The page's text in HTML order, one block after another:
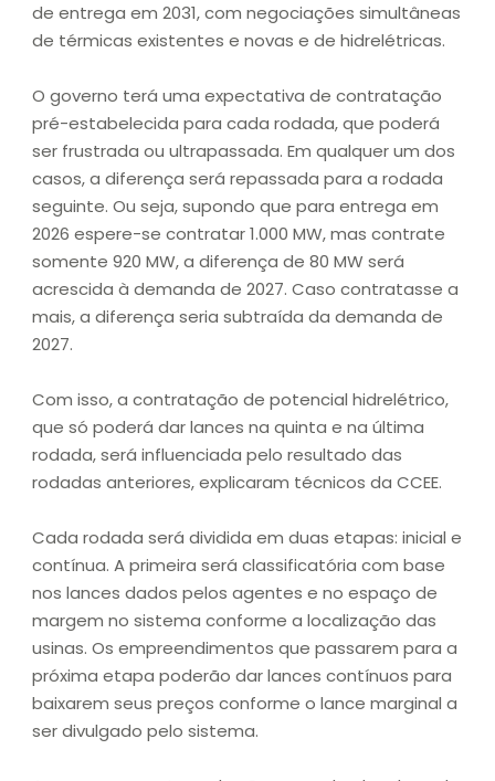
de entrega em 2031, com negociações simultâneas
de térmicas existentes e novas e de hidrelétricas.
O governo terá uma expectativa de contratação
pré-estabelecida para cada rodada, que poderá
ser frustrada ou ultrapassada. Em qualquer um dos
casos, a diferença será repassada para a rodada
seguinte. Ou seja, supondo que para entrega em
2026 espere-se contratar 1.000 MW, mas contrate
somente 920 MW, a diferença de 80 MW será
acrescida à demanda de 2027. Caso contratasse a
mais, a diferença seria subtraída da demanda de
2027.
Com isso, a contratação de potencial hidrelétrico,
que só poderá dar lances na quinta e na última
rodada, será influenciada pelo resultado das
rodadas anteriores, explicaram técnicos da CCEE.
Cada rodada será dividida em duas etapas: inicial e
contínua. A primeira será classificatória com base
nos lances dados pelos agentes e no espaço de
margem no sistema conforme a localização das
usinas. Os empreendimentos que passarem para a
próxima etapa poderão dar lances contínuos para
baixarem seus preços conforme o lance marginal a
ser divulgado pelo sistema.